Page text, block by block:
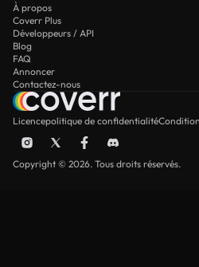
À propos
Coverr Plus
Développeurs / API
Blog
FAQ
Annoncer
Contactez-nous
Licencepolitique de confidentialité
Copyright © 2026. Tous droits réservés.